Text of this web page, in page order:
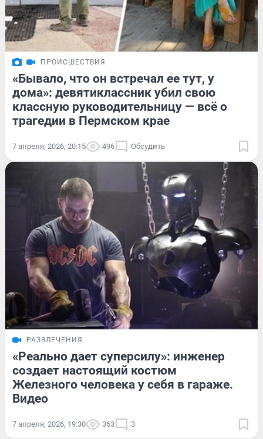
ПРОИСШЕСТВИЯ
«Бывало, что он встречал ее тут, у
дома»: девятиклассник убил свою
классную руководительницу — всё о
трагедии в Пермском крае
7 апреля, 2026, 20:15 496 Обсудить
РАЗВЛЕЧЕНИЯ
«Реально дает суперсилу»: инженер
создает настоящий костюм
Железного человека у себя в гараже.
Видео
7 апреля, 2026, 19:30 363 3